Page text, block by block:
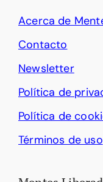
Acerca de
Contacto
Newsletter
Política de
Política de
Términos de uso